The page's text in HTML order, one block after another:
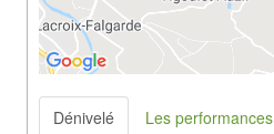
Dénivelé Les performances